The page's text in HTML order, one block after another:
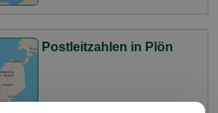
Postleitzahlen in Plön